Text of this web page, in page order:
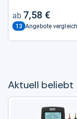
7,58 €
13 Angebote
Aktu­ell beliebt